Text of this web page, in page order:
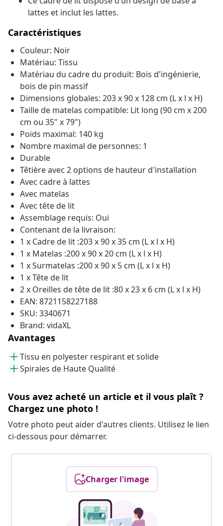
lattes et inclut les lattes.
Caractéristiques
Couleur: Noir
Matériau: Tissu
Matériau du cadre du produit: Bois d'ingénierie,
bois de pin massif
Dimensions globales: 203 x 90 x 128 cm (L x l x H)
Taille de matelas compatible: Lit long (90 cm x 200
cm ou 35" x 79")
Poids maximal: 140 kg
Nombre maximal de personnes: 1
Durable
Têtière avec 2 options de hauteur d'installation
Avec cadre à lattes
Avec matelas
Avec tête de lit
Assemblage requis: Oui
Contenant de la livraison:
1 x Cadre de lit :203 x 90 x 35 cm (L x l x H)
1 x Matelas :200 x 90 x 20 cm (L x l x H)
1 x Surmatelas :200 x 90 x 5 cm (L x l x H)
1 x Tête de lit
2 x Oreilles de tête de lit :80 x 23 x 6 cm (L x l x H)
EAN: 8721158227188
SKU: 3340671
Brand: vidaXL
Avantages
Tissu en polyester respirant et solide
Spirales de Haute Qualité
Vous avez acheté un article et il vous plaît ?
Chargez une photo !
Votre photo peut aider d'autres clients. Utilisez le lien
ci-dessous pour démarrer.
Charger l'image